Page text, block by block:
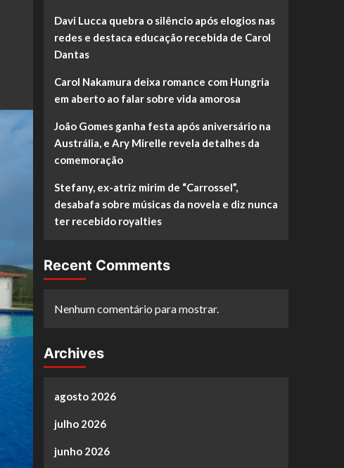
Davi Lucca quebra o silêncio após elogios nas
redes e destaca educação recebida de Carol
Dantas
Carol Nakamura deixa romance com Hungria
em aberto ao falar sobre vida amorosa
João Gomes ganha festa após aniversário na
Austrália, e Ary Mirelle revela detalhes da
comemoração
Stefany, ex-atriz mirim de “Carrossel”,
desabafa sobre músicas da novela e diz nunca
ter recebido royalties
Recent Comments
Nenhum comentário para mostrar.
Archives
agosto 2026
julho 2026
junho 2026